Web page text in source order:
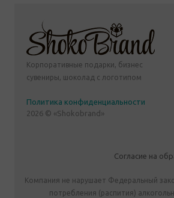
Корпоративные подарки, бизнес
сувениры, шоколад с логотипом
Политика конфиденциальности
2026 © «Shokobrand»
Согласие на
Компания не нарушает Федеральный
потребления (распития)